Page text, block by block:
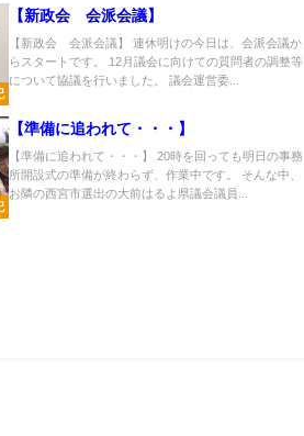
【新政会 会派会議】
【新政会 会派会議】 連休明けの今日は、会派会議か
らスタートです。 12月議会に向けての質問者の調整等
について協議を行いました。 議会運営委...
【準備に追われて・・・】
【準備に追われて・・・】 20時を回っても明日の事務
所開設式の準備が終わらず、作業中です。 そんな中、
お隣の西宮市選出の大前はるよ県議会議員...